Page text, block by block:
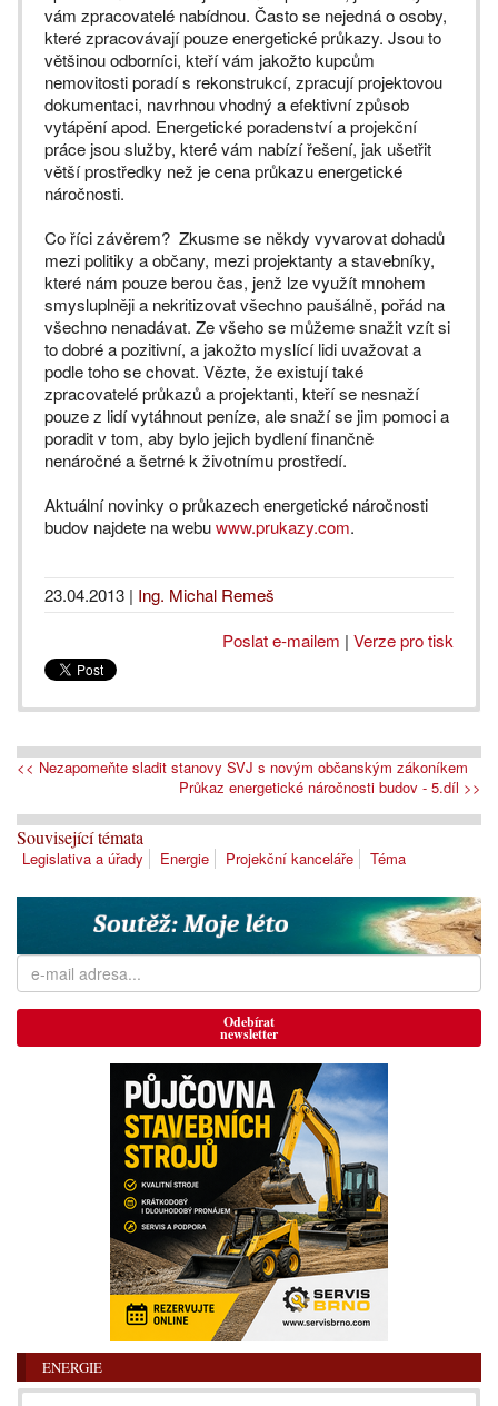
vám zpracovatelé nabídnou. Často se nejedná o osoby,
které zpracovávají pouze energetické průkazy. Jsou to
většinou odborníci, kteří vám jakožto kupcům
nemovitosti poradí s rekonstrukcí, zpracují projektovou
dokumentaci, navrhnou vhodný a efektivní způsob
vytápění apod. Energetické poradenství a projekční
práce jsou služby, které vám nabízí řešení, jak ušetřit
větší prostředky než je cena průkazu energetické
náročnosti.
Co říci závěrem? Zkusme se někdy vyvarovat dohadů
mezi politiky a občany, mezi projektanty a stavebníky,
které nám pouze berou čas, jenž lze využít mnohem
smysluplněji a nekritizovat všechno paušálně, pořád na
všechno nenadávat. Ze všeho se můžeme snažit vzít si
to dobré a pozitivní, a jakožto myslící lidi uvažovat a
podle toho se chovat. Vězte, že existují také
zpracovatelé průkazů a projektanti, kteří se nesnaží
pouze z lidí vytáhnout peníze, ale snaží se jim pomoci a
poradit v tom, aby bylo jejich bydlení finančně
nenáročné a šetrné k životnímu prostředí.
Aktuální novinky o průkazech energetické náročnosti
budov najdete na webuwww.prukazy.com.
23.04.2013 | Ing. Michal Remeš
Poslat e-mailem | Verze pro tisk
<< Nezapomeňte sladit stanovy SVJ s novým občanským zákoníkem
Průkaz energetické náročnosti budov - 5.díl >>
Související témata
Legislativa a úřady Energie Projekční kanceláře Téma
Odebírat
newsletter
ENERGIE